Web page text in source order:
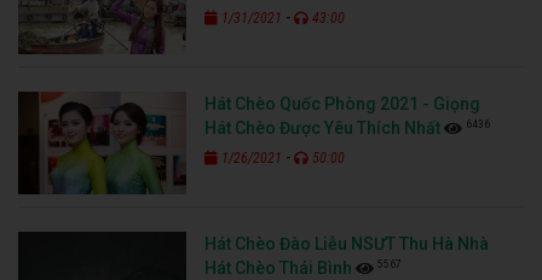
1/31/2021 - 43:00
Hát Chèo Quốc Phòng 2021 - Giọng
Hát Chèo Được Yêu Thích Nhất
6436
1/26/2021 - 50:00
Hát Chèo Đào Liễu NSƯT Thu Hà Nhà
Hát Chèo Thái Bình
5567